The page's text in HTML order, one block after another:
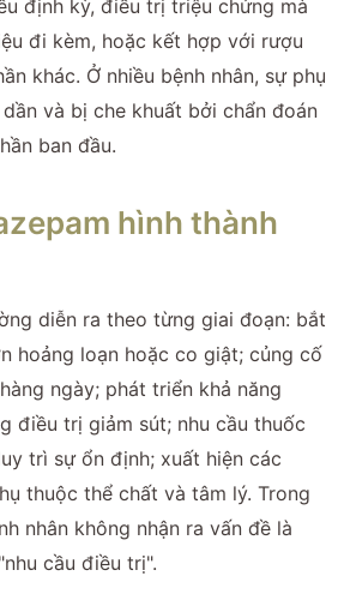
định kỳ, điều trị triệu chứng mà
đi kèm, hoặc kết hợp với rượu
khác. Ở nhiều bệnh nhân, sự phụ
và bị che khuất bởi chẩn đoán
ban đầu.
hình thành
diễn ra theo từng giai đoạn: bắt
hoảng loạn hoặc co giật; củng cố
ngày; phát triển khả năng
điều trị giảm sút; nhu cầu thuốc
trì sự ổn định; xuất hiện các
thuộc thể chất và tâm lý. Trong
nhân không nhận ra vấn đề là
cầu điều trị".